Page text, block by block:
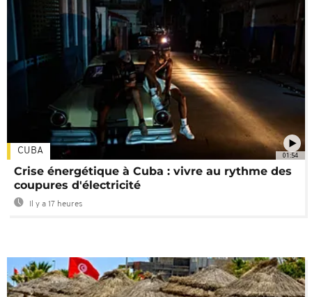
01:54
CUBA
Crise énergétique à Cuba : vivre au rythme des
coupures d'électricité
Il y a 17 heures